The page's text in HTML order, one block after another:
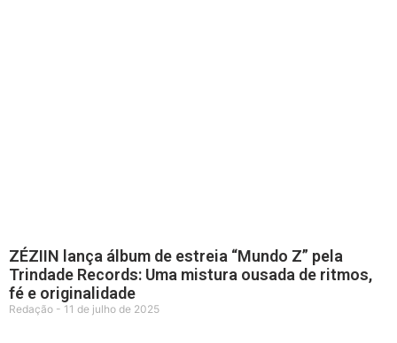
ZÉZIIN lança álbum de estreia “Mundo Z” pela
Trindade Records: Uma mistura ousada de ritmos,
fé e originalidade
Redação 11 de julho de 2025